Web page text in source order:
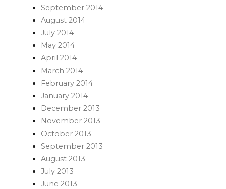
September 2014
August 2014
July 2014
May 2014
April 2014
March 2014
February 2014
January 2014
December 2013
November 2013
October 2013
September 2013
August 2013
July 2013
June 2013